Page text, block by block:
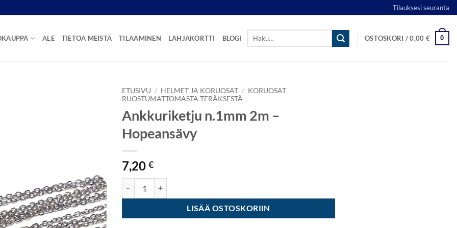
Tilauksesi seuranta
ALE TIETOA MEISTÄ TILAAMINEN LAHJAKORTTI BLOGI
Etsi:
OSTOSKORI /0,00 € 0
ETUSIVU / HELMET JA KORUOSAT / KORUOSAT
RUOSTUMATTOMASTA TERÄKSESTÄ
Ankkuriketju n.1mm 2m –
Hopeansävy
7,20 €
LISÄÄ OSTOSKORIIN